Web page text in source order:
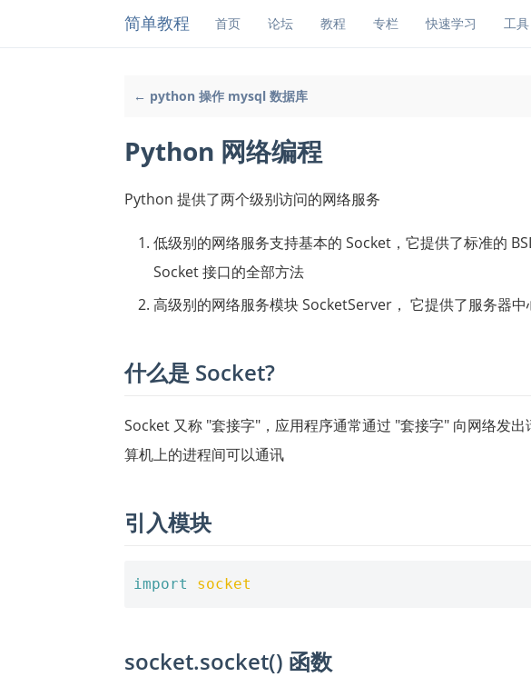
简单教程 首页 论坛 教程 专栏 快速学习 工具
← python 操作 mysql 数据库
Python 网络编程
Python 提供了两个级别访问的网络服务
低级别的网络服务支持基本的 Socket，它提供了标准的
Socket 接口的全部方法
高级别的网络服务模块 SocketServer， 它提供了服务器
什么是 Socket?
Socket 又称 "套接字"，应用程序通常通过 "套接字" 向网络发
算机上的进程间可以通讯
引入模块
import socket
socket.socket() 函数